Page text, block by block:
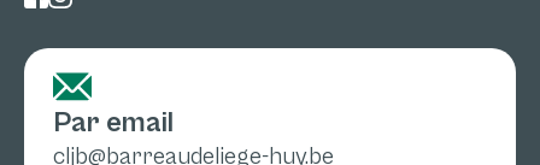
Par email
cljb@barreaudeliege-huy.be